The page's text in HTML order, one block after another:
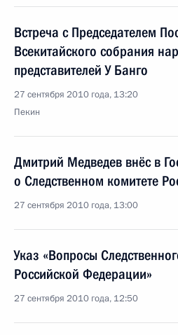
Встреча с Председателем
Всекитайского собрания
представителей У Банго
27 сентября 2010 года, 13:20
Пекин
Дмитрий Медведев внёс в
о Следственном комитете
27 сентября 2010 года, 13:00
Указ «Вопросы
Российской Федерации»
27 сентября 2010 года, 12:50